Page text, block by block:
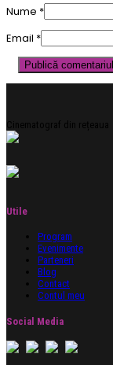
Nume *
Email *
Cinematograf din rețeaua
Utile
Program
Evenimente
Parteneri
Blog
Contact
Contul meu
Social Media